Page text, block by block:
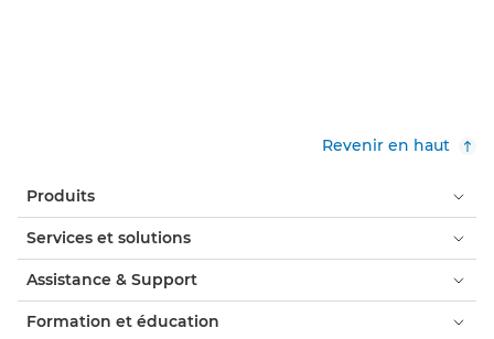
Revenir en haut
Produits
Services et solutions
Assistance & Support
Formation et éducation